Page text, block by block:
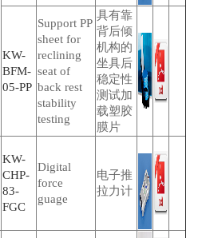
KW-
BFM-
05-PP
Support PP
sheet for
reclining
seat of
back rest
stability
testing
具有靠
背后倾
机构的
坐具后
稳定性
测试加
载塑胶
膜片
KW-
CHP-
83-
FGC
Digital
force
guage
电子推
拉力计